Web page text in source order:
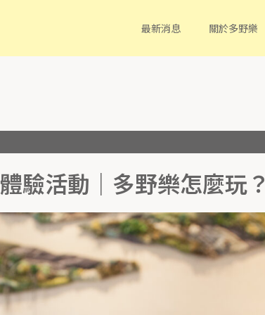
最新消息 關於多野樂
體驗活動｜多野樂怎麼玩？